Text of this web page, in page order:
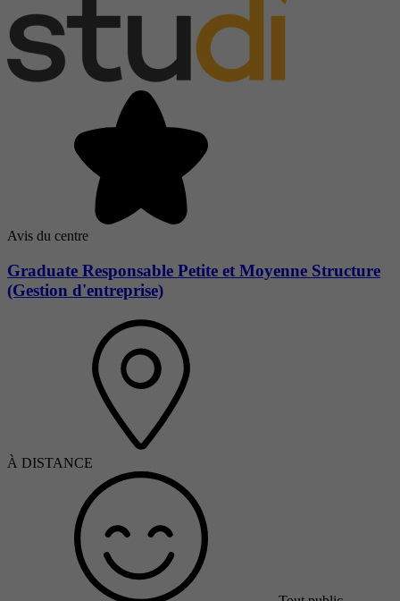
Avis du centre
Graduate Responsable Petite et Moyenne Structure
(Gestion d'entreprise)
À DISTANCE